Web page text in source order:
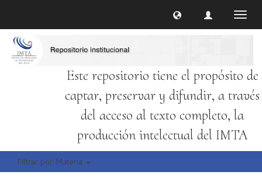
Este repositorio tiene el propósito de
captar, preservar y difundir, a través
del acceso al texto completo, la
producción intelectual del IMTA
Filtrar por: Materia